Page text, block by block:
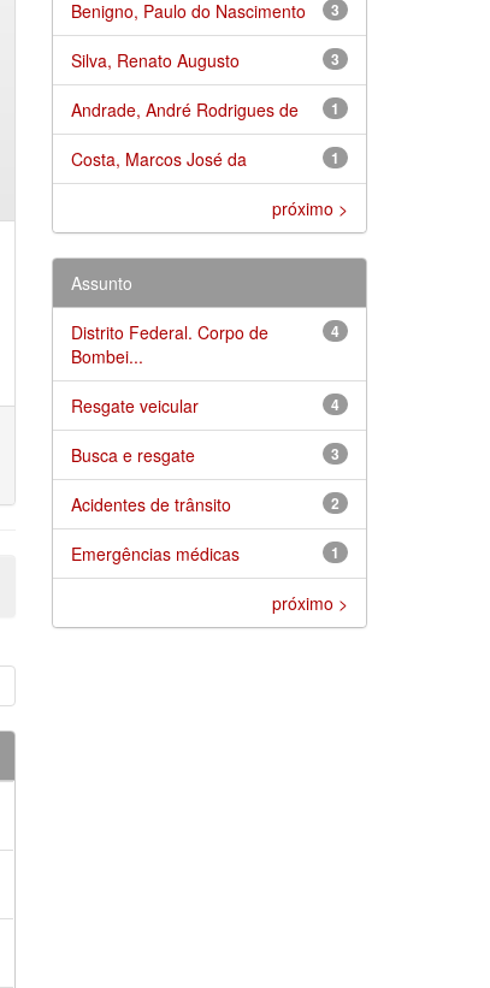
3
Benigno, Paulo do Nascimento
3
Silva, Renato Augusto
1
Andrade, André Rodrigues de
1
Costa, Marcos José da
próximo >
Assunto
4
Distrito Federal. Corpo de
Bombei...
4
Resgate veicular
3
Busca e resgate
2
Acidentes de trânsito
1
Emergências médicas
próximo >